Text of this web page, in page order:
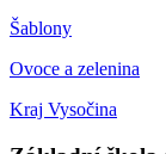
Šablony
Ovoce a zelenina
Kraj Vysočina